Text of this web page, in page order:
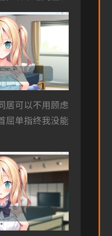
居可以不用顾虑
屈单指终我没能